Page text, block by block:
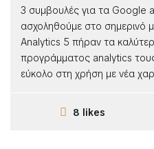
3 συμβουλές για τα Google
ασχοληθούμε στο
Analytics 5 πήραν τα
προγράμματος analytics
εύκολο στη χρήση με νέα
8 likes